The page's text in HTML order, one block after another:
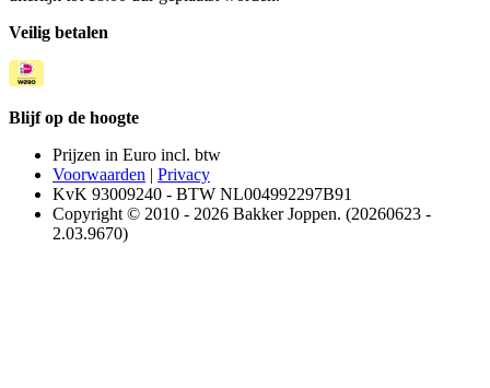
Veilig betalen
Blijf op de hoogte
Prijzen in Euro incl. btw
Voorwaarden | Privacy
KvK 93009240 - BTW NL004992297B91
Copyright © 2010 - 2026 Bakker Joppen. (20260623 -
2.03.9670)